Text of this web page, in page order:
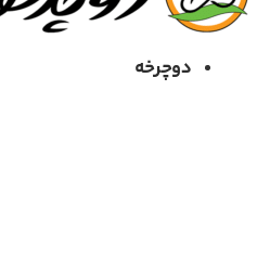
دوچرخه